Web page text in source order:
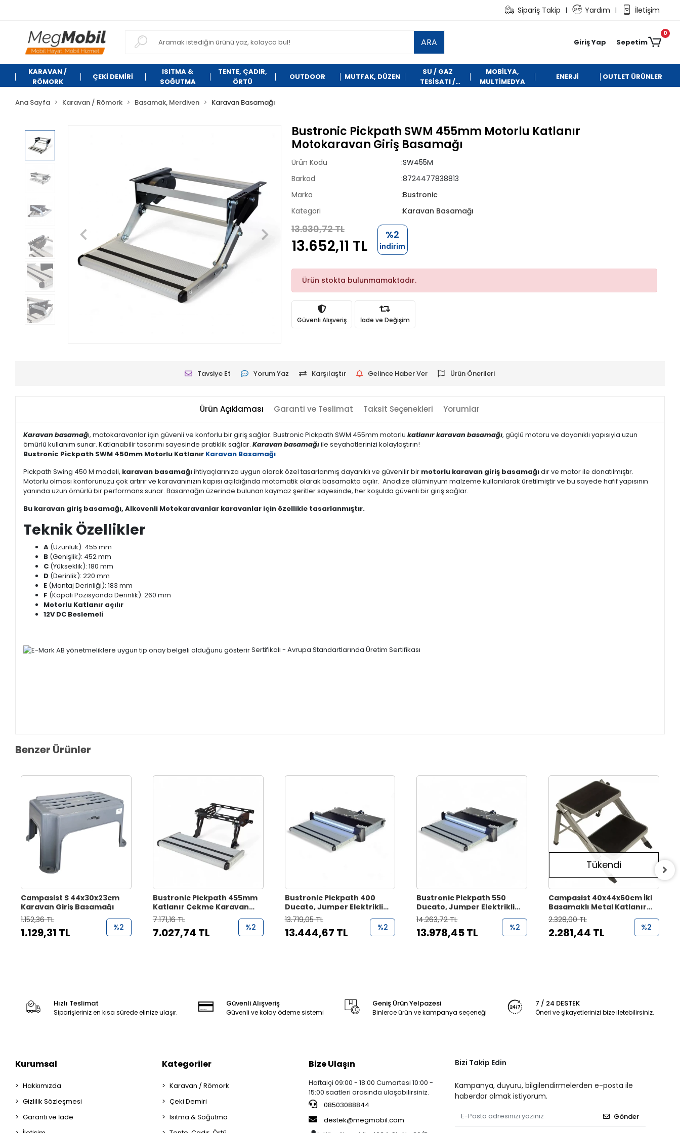
Sipariş Takip | Yardım | İletişim
ARA Giriş Yap Sepetim
0
KARAVAN /
RÖMORK
ÇEKİ DEMİRİ
ISITMA &
SOĞUTMA
TENTE, ÇADIR,
ÖRTÜ
OUTDOOR MUTFAK, DÜZEN
SU / GAZ
TESİSATI /
MOBİLYA,
MULTİMEDYA
ENERJİ OUTLET ÜRÜNLER
Ana Sayfa Karavan / Römork Basamak, Merdiven Karavan Basamağı
Bustronic Pickpath SWM 455mm Motorlu Katlanır
Motokaravan Giriş Basamağı
Ürün Kodu
:SW455M
Barkod
:8724477838813
Marka
:Bustronic
Kategori
:Karavan Basamağı
13.930,72 TL
13.652,11 TL
%2
indirim
Ürün stokta bulunmamaktadır.
Güvenli Alışveriş İade ve Değişim
Tavsiye Et Yorum Yaz Karşılaştır Gelince Haber Ver Ürün Önerileri
Ürün Açıklaması Garanti ve Teslimat Taksit Seçenekleri Yorumlar
Karavan basamağı, motokaravanlar için güvenli ve konforlu bir giriş sağlar. Bustronic Pickpath SWM 455mm motorlu katlanır karavan basamağı, güçlü motoru ve dayanıklı yapısıyla uzun
ömürlü kullanım sunar. Katlanabilir tasarımı sayesinde pratiklik sağlar.Karavan basamağıile seyahatlerinizi kolaylaştırın!
Bustronic Pickpath SWM 450mm Motorlu Katlanır Karavan Basamağı
Pickpath Swing 450 M modeli, karavan basamağıihtiyaçlarınıza uygun olarak özel tasarlanmış dayanıklı ve güvenilir bir motorlu karavan giriş basamağıdır ve motor ile donatılmıştır.
Motorlu olması konforunuzu çok artırır ve karavanınızın kapısı açıldığında motomatik olarak basamakta açılır. Anodize alüminyum malzeme kullanılarak üretilmiştir ve bu sayede hafif yapısının
yanında uzun ömürlü bir performans sunar. Basamağın üzerinde bulunan kaymaz şeritler sayesinde, her koşulda güvenli bir giriş sağlar.
Bu karavan giriş basamağı, Alkovenli Motokaravanlar karavanlar için özellikle tasarlanmıştır.
Teknik Özellikler
A (Uzunluk): 455 mm
B (Genişlik): 452 mm
C (Yükseklik): 180 mm
D (Derinlik): 220 mm
E (Montaj Derinliği): 183 mm
F (Kapalı Pozisyonda Derinlik): 260 mm
Motorlu Katlanır açılır
12V DC Beslemeli
Sertifikalı - Avrupa Standartlarında Üretim Sertifikası
Benzer Ürünler
Campasist S 44x30x23cm
Karavan Giriş Basamağı
1.152,36 TL
1.129,31 TL %2
Bustronic Pickpath 455mm
Katlanır Çekme Karavan
Basamağı
7.171,16 TL
7.027,74 TL %2
Bustronic Pickpath 400
Ducato, Jumper Elektrikli
Işıklı Karavan Basamağı
13.719,05 TL
13.444,67 TL %2
Bustronic Pickpath 550
Ducato, Jumper Elektrikli
Işıklı Karavan Basamağı
14.263,72 TL
13.978,45 TL %2
Tükendi
Campasist 40x44x60cm İki
Basamaklı Metal Katlanır
Karavan Giriş Basamağı
2.328,00 TL
2.281,44 TL %2
Hızlı Teslimat
Siparişleriniz en kısa sürede elinize ulaşır.
Güvenli Alışveriş
Güvenli ve kolay ödeme sistemi
Geniş Ürün Yelpazesi
Binlerce ürün ve kampanya seçeneği
7 / 24 DESTEK
Öneri ve şikayetlerinizi bize iletebilirsiniz.
Kurumsal
Hakkımızda
Gizlilik Sözleşmesi
Garanti ve İade
Kategoriler
Karavan / Römork
Çeki Demiri
Isıtma & Soğutma
Bize Ulaşın
Haftaiçi 09:00 - 18:00 Cumartesi 10:00 -
15:00 saatleri arasında ulaşabilirsiniz.
08503088844
destek@megmobil.com
Bizi Takip Edin
Kampanya, duyuru, bilgilendirmelerden e-posta ile
haberdar olmak istiyorum.
Gönder